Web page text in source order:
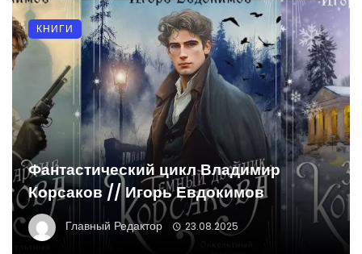
Фантастический цикл Владимир
Корсаков // Игорь Евдокимов
Главный Редактор 23.08.2025
КНИГИ